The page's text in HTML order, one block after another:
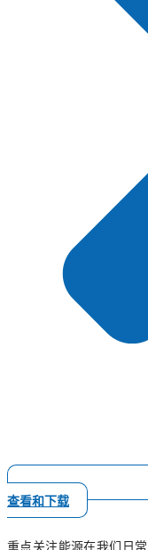
查看和下载
重点关注能源在我们日